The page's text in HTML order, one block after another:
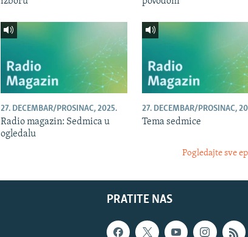
27. DECEMBAR/PROSINAC, 2025.
Radio magazin: Sedmica u
ogledalu
27. DECEMBAR/PROSINAC,
Tema sedmice
Pogledajte sve
PRATITE NAS